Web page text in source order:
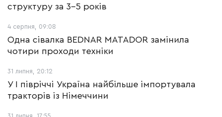
структуру за 3-5 років
4 серпня, 09:08
Одна сівалка BEDNAR MATADOR замінила
чотири проходи техніки
31 липня, 20:12
У І півріччі Україна найбільше імпортувала
тракторів із Німеччини